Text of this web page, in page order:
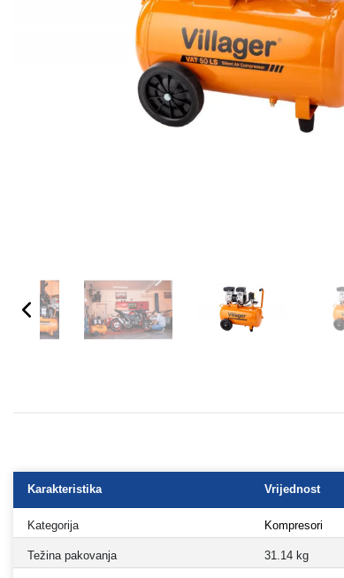
Karakteristika Vrijednost
Kategorija Kompresori
Težina pakovanja 31.14 kg